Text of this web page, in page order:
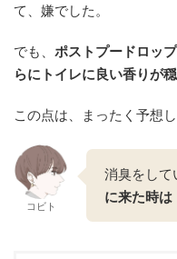
て、嫌でした。
でも、 ポストプードロッ
らにトイレに良い香りが
この点は、まったく予想
コビト
消臭をして
に来た時は